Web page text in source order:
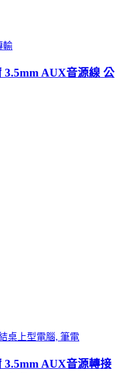
輸
AUX音源線 公
桌上型電腦, 筆電
AUX音源轉接